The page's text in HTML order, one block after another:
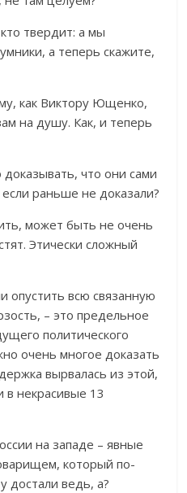
твердит: а мы
а теперь скажите,
как Виктору Ющенко,
на душу. Как, и теперь
что они сами
раньше не доказали?
может быть не очень
Этически сложный
опустить всю связанную
– это предельное
политического
очень многое доказать
вырвалась из этой,
в некрасивые 13
на западе – явные
который по-
достали ведь, а?